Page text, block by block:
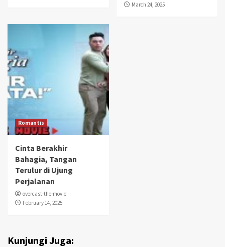
March 24, 2025
Romantis
Cinta Berakhir
Bahagia, Tangan
Terulur di Ujung
Perjalanan
overcast-the-movie
February 14, 2025
Kunjungi Juga: